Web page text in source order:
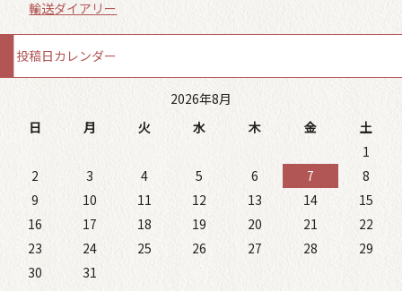
輸送ダイアリー
投稿日カレンダー
2026年8月
日
月 火 水 木 金 土
1
2
3 4 5 6 7
8
9
10 11 12 13 14
15
16
17 18 19 20 21
22
23
24 25 26 27 28
29
30
31